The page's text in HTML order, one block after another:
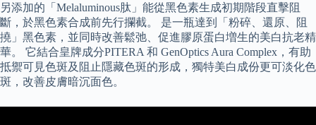
另添加的「Melaluminous肽」能從黑色素生成初期階段直擊阻
斷，於黑色素合成前先行攔截。 是一瓶達到「粉碎、還原、阻
撓」黑色素，並同時改善鬆弛、促進膠原蛋白増生的美白抗老精
華。 它結合皇牌成分PITERA 和 GenOptics Aura Complex，有助
抵禦可見色斑及阻止隱藏色斑的形成，獨特美白成份更可淡化色
斑，改善皮膚暗沉面色。